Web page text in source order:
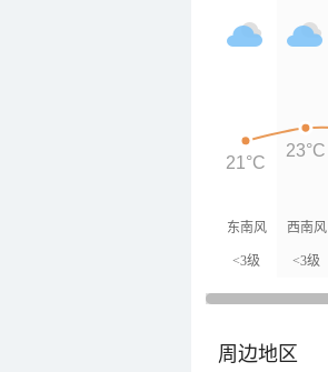
东南风
<3级
西南风
<3级
21°C
23°C
周边地区